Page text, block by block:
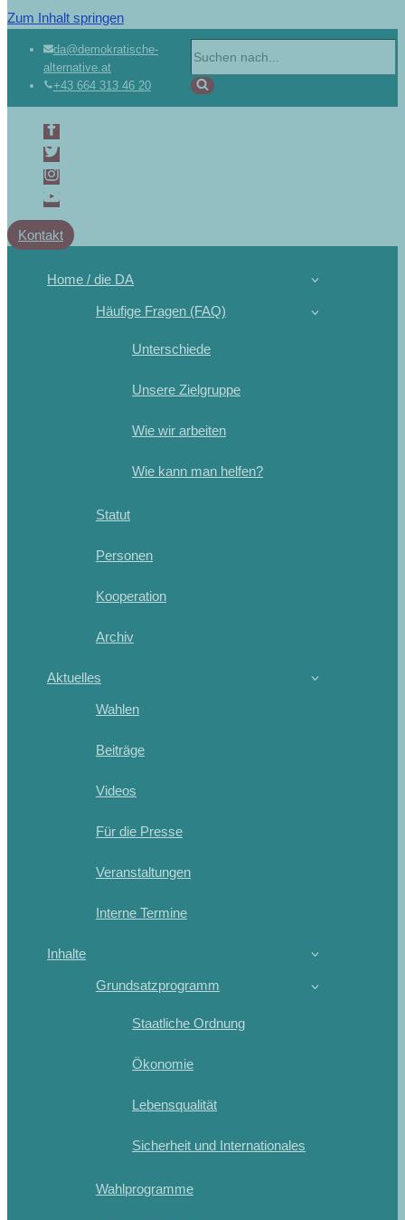
Zum Inhalt springen
da@demokratische-
alternative.at
+43 664 313 46 20
Kontakt
Home / die DA
Häufige Fragen (FAQ)
Unterschiede
Unsere Zielgruppe
Wie wir arbeiten
Wie kann man helfen?
Statut
Personen
Kooperation
Archiv
Aktuelles
Wahlen
Beiträge
Videos
Für die Presse
Veranstaltungen
Interne Termine
Inhalte
Grundsatzprogramm
Staatliche Ordnung
Ökonomie
Lebensqualität
Sicherheit und Internationales
Wahlprogramme